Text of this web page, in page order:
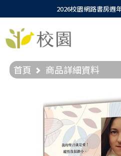
2026校園網路書房週
首頁 商品詳細資料